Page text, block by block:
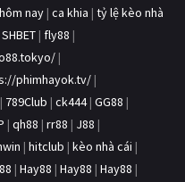
nay | ca khia | tỷ lệ kèo nhà
SHBET | fly88 |
|
phimhayok.tv/ |
| 789Club | ck444| GG88 |
| qh88 | rr88 | J88 |
| hitclub | kèo nhà cái |
| Hay88 | Hay88 | Hay88 |